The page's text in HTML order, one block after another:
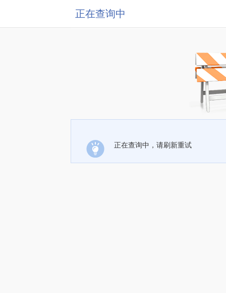
正在查询中
正在查询中，请刷新重试